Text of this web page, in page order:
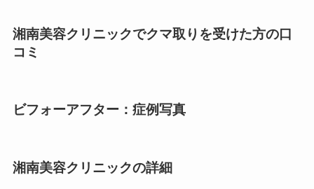
湘南美容クリニックでクマ取りを受けた方の口
コミ
ビフォーアフター：症例写真
湘南美容クリニックの詳細